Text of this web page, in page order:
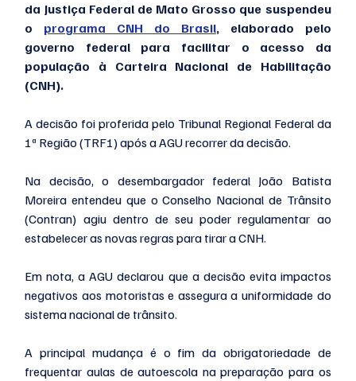
da Justiça Federal de Mato Grosso que suspendeu
o programa CNH do Brasil, elaborado pelo
governo federal para facilitar o acesso da
população à Carteira Nacional de Habilitação
(CNH).
A decisão foi proferida pelo Tribunal Regional Federal da
1ª Região (TRF1) após a AGU recorrer da decisão.
Na decisão, o desembargador federal João Batista
Moreira entendeu que o Conselho Nacional de Trânsito
(Contran) agiu dentro de seu poder regulamentar ao
estabelecer as novas regras para tirar a CNH.
Em nota, a AGU declarou que a decisão evita impactos
negativos aos motoristas e assegura a uniformidade do
sistema nacional de trânsito.
A principal mudança é o fim da obrigatoriedade de
frequentar aulas de autoescola na preparação para os